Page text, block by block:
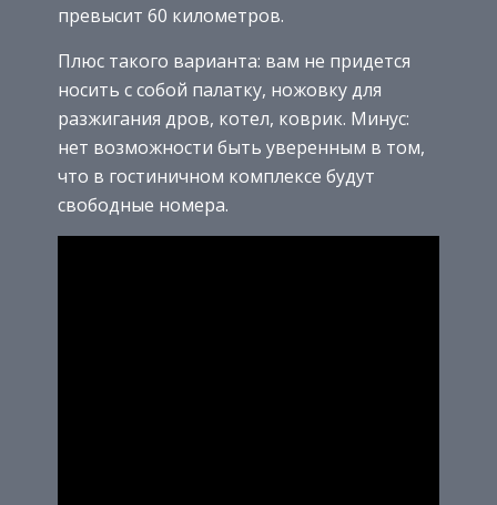
превысит 60 километров.
Плюс такого варианта: вам не придется
носить с собой палатку, ножовку для
разжигания дров, котел, коврик. Минус:
нет возможности быть уверенным в том,
что в гостиничном комплексе будут
свободные номера.